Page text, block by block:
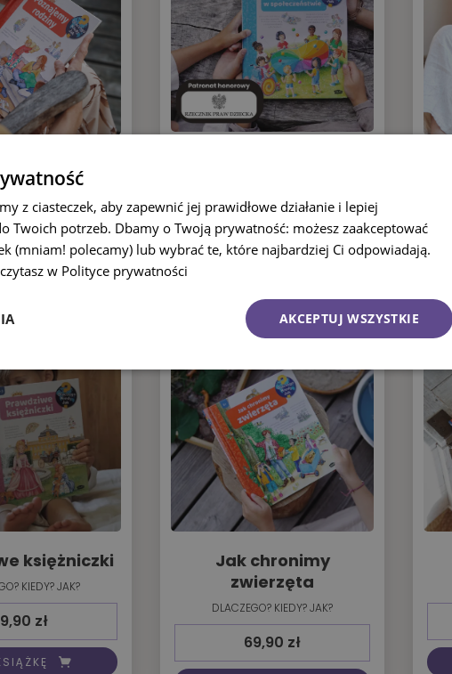
KIEDY? JAK?
zł
DLACZEGO? KIEDY? JAK?
69,90zł
księżniczki
KIEDY? JAK?
zł
Jak chronimy
zwierzęta
DLACZEGO? KIEDY? JAK?
69,90 zł
z ciasteczek, aby zapewnić jej prawidłowe działanie i lepiej
Twoich potrzeb. Dbamy o Twoją prywatność: możesz zaakceptować
(mniam! polecamy) lub wybrać te, które najbardziej Ci odpowiadają.
w Polityce prywatności
AKCEPTUJ WSZYSTKIE